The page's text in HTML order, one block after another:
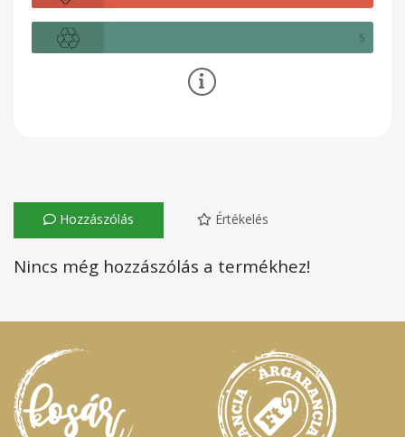
5
Hozzászólás Értékelés
Nincs még hozzászólás a termékhez!